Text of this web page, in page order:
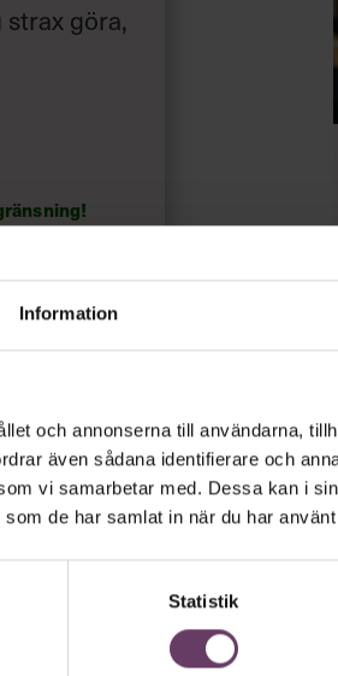
Information
och annonserna till användarna,
även sådana identifierare och
vi samarbetar med. Dessa kan i
de har samlat in när du har
Statistik
göra,